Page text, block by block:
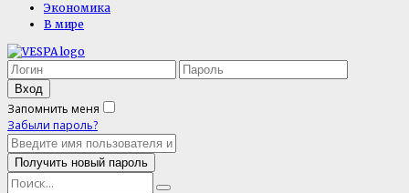
Экономика
В мире
Запомнить меня
Забыли пароль?